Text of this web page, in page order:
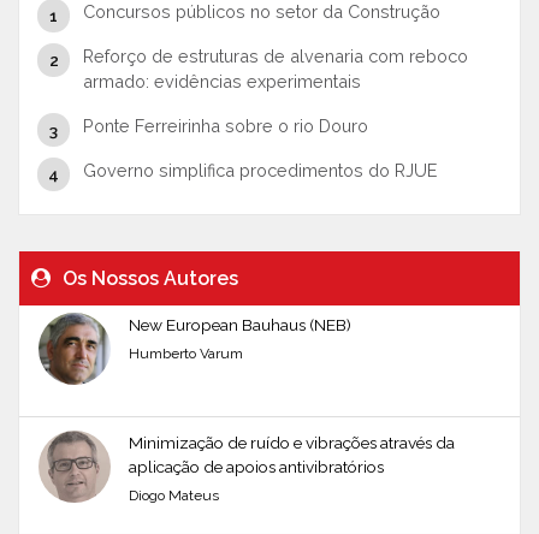
Concursos públicos no setor da Construção
Reforço de estruturas de alvenaria com reboco
armado: evidências experimentais
Ponte Ferreirinha sobre o rio Douro
Governo simplifica procedimentos do RJUE
Os Nossos Autores
New European Bauhaus (NEB)
Humberto Varum
Minimização de ruído e vibrações através da
aplicação de apoios antivibratórios
Diogo Mateus